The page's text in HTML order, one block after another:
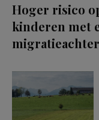
Hoger risico
kinderen met